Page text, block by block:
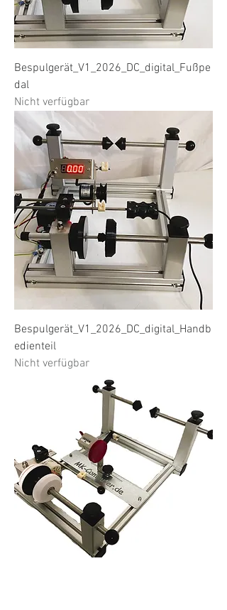
Bespulgerät_V1_2026_DC_digital_Fußpe
dal
Nicht verfügbar
Bespulgerät_V1_2026_DC_digital_Handb
edienteil
Nicht verfügbar